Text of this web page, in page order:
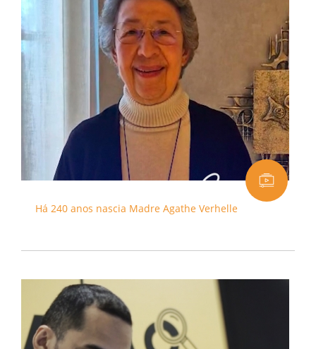
Há 240 anos nascia Madre Agathe Verhelle